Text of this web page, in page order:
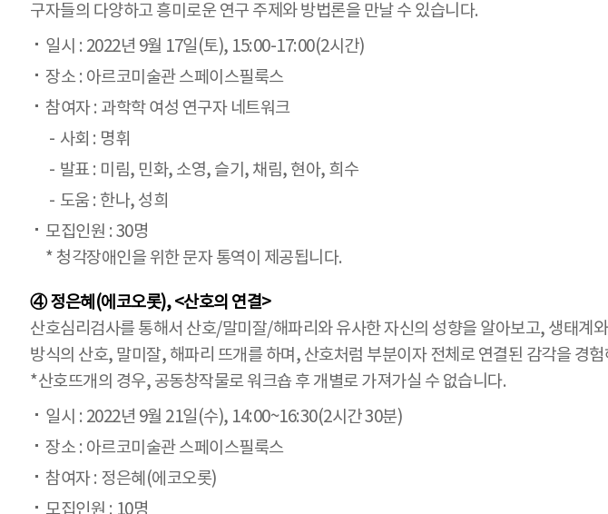
구자들의 다양하고 흥미로운 연구 주제와 방법론을 만날 수 있습니다.
일시 : 2022년 9월 17일(토), 15:00-17:00(2시간)
장소 : 아르코미술관 스페이스필룩스
참여자 : 과학학 여성 연구자 네트워크
사회 : 명휘
발표 : 미림, 민화, 소영, 슬기, 채림, 현아, 희수
도움 : 한나, 성희
모집인원 : 30명
* 청각장애인을 위한 문자 통역이 제공됩니다.
④ 정은혜(에코오롯), <산호의 연결>
산호심리검사를 통해서 산호/말미잘/해파리와 유사한 자신의 성향을 알아보고, 생태계
방식의 산호, 말미잘, 해파리 뜨개를 하며, 산호처럼 부분이자 전체로 연결된 감각을 경
*산호뜨개의 경우, 공동창작물로 워크숍 후 개별로 가져가실 수 없습니다.
일시 : 2022년 9월 21일(수), 14:00~16:30(2시간 30분)
장소 : 아르코미술관 스페이스필룩스
참여자 : 정은혜(에코오롯)
모집인원 : 10명